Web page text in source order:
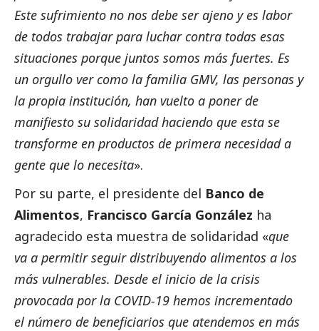
Este sufrimiento no nos debe ser ajeno y es labor
de todos trabajar para luchar contra todas esas
situaciones porque juntos somos más fuertes. Es
un orgullo ver como la familia GMV, las personas y
la propia institución, han vuelto a poner de
manifiesto su solidaridad haciendo que esta se
transforme en productos de primera necesidad a
gente que lo necesita».
Por su parte, el presidente del Banco de
Alimentos, Francisco García González ha
agradecido esta muestra de solidaridad «que
va a permitir seguir distribuyendo alimentos a los
más vulnerables. Desde el inicio de la crisis
provocada por la COVID-19 hemos incrementado
el número de beneficiarios que atendemos en más